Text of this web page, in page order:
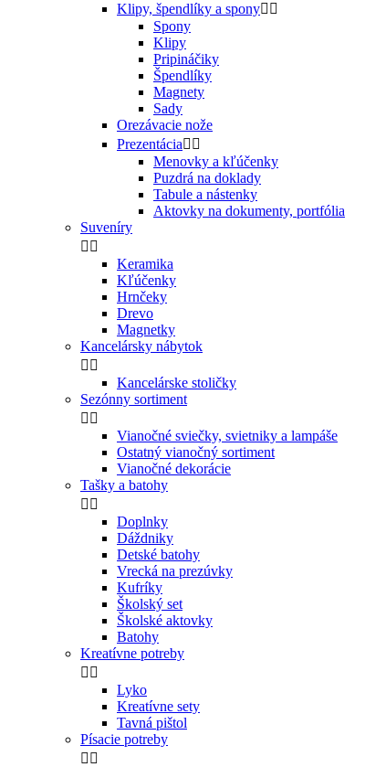
Klipy, špendlíky a spony 
Spony
Klipy
Pripináčiky
Špendlíky
Magnety
Sady
Orezávacie nože
Prezentácia 
Menovky a kľúčenky
Puzdrá na doklady
Tabule a nástenky
Aktovky na dokumenty, portfólia
Suveníry
 
Keramika
Kľúčenky
Hrnčeky
Drevo
Magnetky
Kancelársky nábytok
 
Kancelárske stoličky
Sezónny sortiment
 
Vianočné sviečky, svietniky a lampáše
Ostatný vianočný sortiment
Vianočné dekorácie
Tašky a batohy
 
Doplnky
Dáždniky
Detské batohy
Vrecká na prezúvky
Kufríky
Školský set
Školské aktovky
Batohy
Kreatívne potreby
 
Lyko
Kreatívne sety
Tavná pištol
Písacie potreby
 